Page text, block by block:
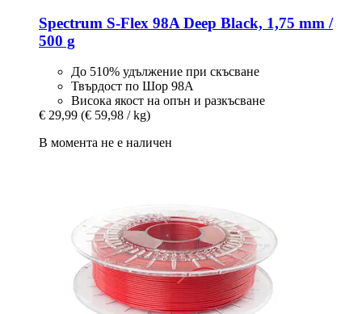
Spectrum S-​Flex 98A Deep Black, 1,75 mm /
500 g
До 510% удължение при скъсване
Твърдост по Шор 98A
Висока якост на опън и разкъсване
€ 29,99 (€ 59,98 / kg)
В момента не е наличен